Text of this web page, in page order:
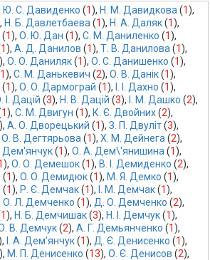
Ю. С. Давиденко (1), Н. М. Давидкова (1),
Н. Б. Давлетбаева (1), Н. А. Даляк (1),
(1), О. Ю. Дан (1), С. М. Даниленко (1),
1), А. Д. Данилов (1), Т. В. Данилова (1),
), О. О. Даниляк (1), О. С. Данишенко (1),
1), С. М. Данькевич (2), О. В. Данік (1),
(1), О. О. Дармограй (1), І. І. Дахно (1),
І. Дацій (3), Н. В. Дацій (3), І. М. Дашко (2),
1), С. М. Двигун (1), К. Є. Двойних (2),
), А. О. Дворецький (1), З. П. Двуліт (3),
О. В. Дегтярьова (1), Х. М. Дейнега (2),
Дем'янчук (1), О. А. Дем\'янишина (1),
), О. О. Демешок (1), В. І. Демиденко (2),
(1), O. O. Демидюк (1), М. Я. Демко (1),
(1), Р. Є. Демчак (1), І. М. Демчак (1),
О. Л. Демченко (1), Д. О. Демченко (2),
1), Н. Б. Демчишак (3), Н. І. Демчук (1),
В. Демчук (2), А. Г. Демьянченко (1),
І. А. Дем’янчук (1), Д. Є. Денисенко (1),
), М. П. Денисенко (13), О. Є. Денисов (2),